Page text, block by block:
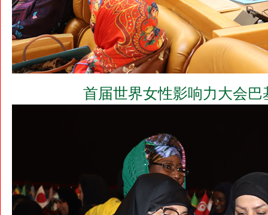
首届世界女性影响力大会